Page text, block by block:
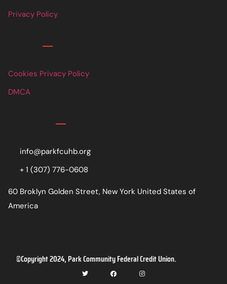
Privacy Policy
Cookies Privacy Policy
DMCA
info@parkfcuhb.org
+ 1 (307) 776-0608
60 Broklyn Golden Street, New York United States of
America
©Copyright 2024, Park Community Federal Credit Union.